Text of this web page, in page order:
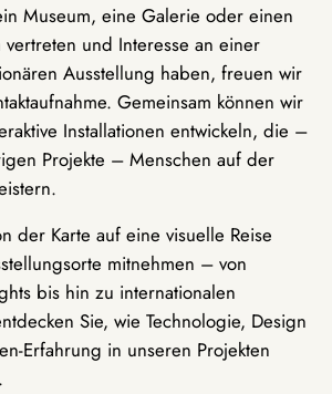
Museum, eine Galerie oder einen
vertreten und Interesse an einer
Ausstellung haben, freuen wir
Gemeinsam können wir
Installationen entwickeln, die –
Projekte – Menschen auf der
der Karte auf eine visuelle Reise
mitnehmen – von
bis hin zu internationalen
Sie, wie Technologie, Design
Erfahrung in unseren Projekten